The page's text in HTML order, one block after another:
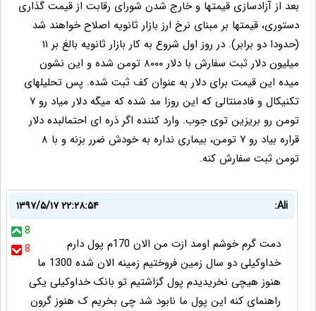
بعد از آزادسازی قیمتها و خارج شدن شورای رقابت از قیمت گذاری
دستوری، قیمتها بر مبنای نرخ ارز بازار ثانویه اصلاح خواهند شد
(حدودا دو برابر). در روز اول شروع به کار بازار ثانویه بالغ بر ۱۱
میلیون دلار ثبت سفارش با دلار ۸۰۰۰ تومن شده و این نشون
میده این قیمت برای دلار به عنوان کف ثبت شده. پس تحلیلهای
تکنیکال و فادمنتالی که این روزا مد شده که میگه دلار میاد رو ۷
تومن رو بریزین توی جوب. وارد کننده اگر ذره ای احتمالبده دلار
قراره بیاد رو ۷ تومن، بیماری نداره به خودش ضرر بزنه و با ۸
تومن ثبت سفارش کنه.
Ali:
۱۳۹۷/۵/۱۷ ۲۲:۲۸:۵۴
8
8
دمت گرم خوشم اومد ازت من الان 170م پول دارم
خداوکیلی دو سال زمین فروختیم زمینه الان شده 1300 ما
هنوز هیچی نخریدیدم پول گزاشتیم تو بانک خداوکیلی یکی
راهنمای کنه این پول ما نابود شد چی بخریم ک هنوز گرون